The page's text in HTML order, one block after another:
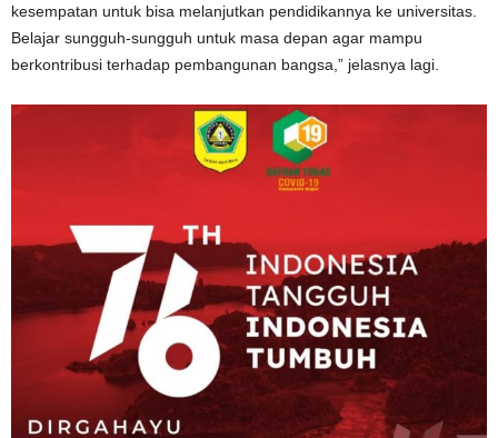
kesempatan untuk bisa melanjutkan pendidikannya ke universitas.
Belajar sungguh-sungguh untuk masa depan agar mampu
berkontribusi terhadap pembangunan bangsa,” jelasnya lagi.